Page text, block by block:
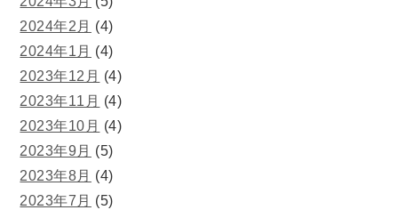
2024年2月 (4)
2024年1月 (4)
2023年12月 (4)
2023年11月 (4)
2023年10月 (4)
2023年9月 (5)
2023年8月 (4)
2023年7月 (5)